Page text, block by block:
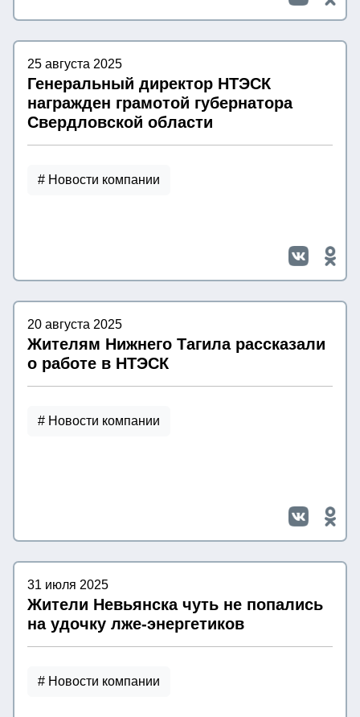
25 августа 2025
Генеральный директор НТЭСК
награжден грамотой губернатора
Свердловской области
# Новости компании
20 августа 2025
Жителям Нижнего Тагила рассказали
о работе в НТЭСК
# Новости компании
31 июля 2025
Жители Невьянска чуть не попались
на удочку лже-энергетиков
# Новости компании